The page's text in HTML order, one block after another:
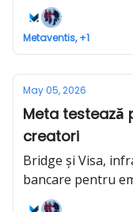
Metaventis, +1
May 05, 2026
Meta testează
creatori
Bridge și Visa,
bancare pentru